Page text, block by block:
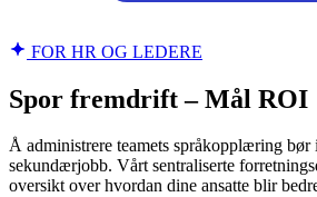
FOR HR OG LEDERE
Spor fremdrift – Mål ROI
Å administrere teamets språkopplæring
sekundærjobb. Vårt sentraliserte
oversikt over hvordan dine ansatte blir